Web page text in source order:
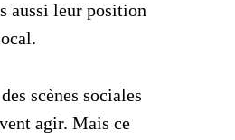
aussi leur position
scènes sociales
agir. Mais ce